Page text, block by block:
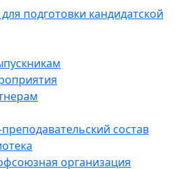
подготовки кандидатской
состав
организация